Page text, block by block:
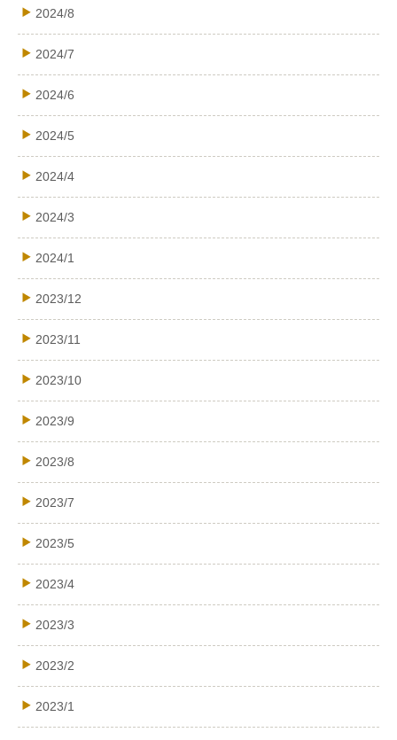
2024/8
2024/7
2024/6
2024/5
2024/4
2024/3
2024/1
2023/12
2023/11
2023/10
2023/9
2023/8
2023/7
2023/5
2023/4
2023/3
2023/2
2023/1